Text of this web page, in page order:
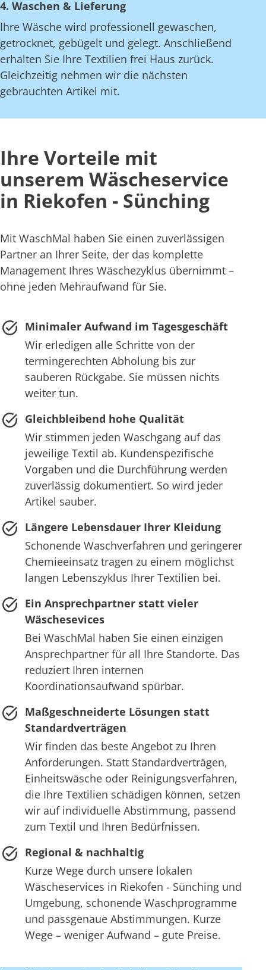
4. Waschen & Lieferung
Ihre Wäsche wird professionell gewaschen,
getrocknet, gebügelt und gelegt. Anschließend
erhalten Sie Ihre Textilien frei Haus zurück.
Gleichzeitig nehmen wir die nächsten
gebrauchten Artikel mit.
Ihre Vorteile mit
unserem Wäscheservice
in Riekofen - Sünching
Mit WaschMal haben Sie einen zuverlässigen
Partner an Ihrer Seite, der das komplette
Management Ihres Wäschezyklus übernimmt –
ohne jeden Mehraufwand für Sie.
Minimaler Aufwand im Tagesgeschäft
Wir erledigen alle Schritte von der
termingerechten Abholung bis zur
sauberen Rückgabe. Sie müssen nichts
weiter tun.
Gleichbleibend hohe Qualität
Wir stimmen jeden Waschgang auf das
jeweilige Textil ab. Kundenspezifische
Vorgaben und die Durchführung werden
zuverlässig dokumentiert. So wird jeder
Artikel sauber.
Längere Lebensdauer Ihrer Kleidung
Schonende Waschverfahren und geringerer
Chemieeinsatz tragen zu einem möglichst
langen Lebenszyklus Ihrer Textilien bei.
Ein Ansprechpartner statt vieler
Wäschesevices
Bei WaschMal haben Sie einen einzigen
Ansprechpartner für all Ihre Standorte. Das
reduziert Ihren internen
Koordinationsaufwand spürbar.
Maßgeschneiderte Lösungen statt
Standardverträgen
Wir finden das beste Angebot zu Ihren
Anforderungen. Statt Standardverträgen,
Einheitswäsche oder Reinigungsverfahren,
die Ihre Textilien schädigen können, setzen
wir auf individuelle Abstimmung, passend
zum Textil und Ihren Bedürfnissen.
Regional & nachhaltig
Kurze Wege durch unsere lokalen
Wäscheservices in Riekofen - Sünching und
Umgebung, schonende Waschprogramme
und passgenaue Abstimmungen. Kurze
Wege – weniger Aufwand – gute Preise.